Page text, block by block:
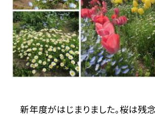
新年度がはじまりました。桜は残